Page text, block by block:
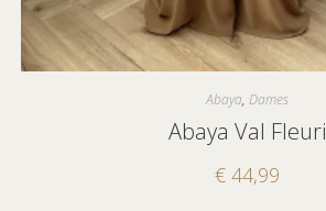
Abaya, Dames
Abaya Val Fleuri
€44,99